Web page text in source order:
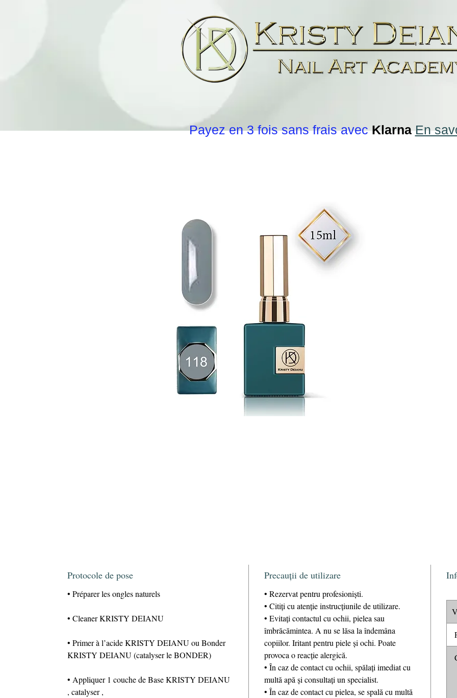
Protocole de pose
• Préparer les ongles naturels
• Cleaner KRISTY DEIANU
• Primer à l’acide KRISTY DEIANU ou Bonder
KRISTY DEIANU (catalyser le BONDER)
• Appliquer 1 couche de Base KRISTY DEIANU
, catalyser ,
Precauții de utilizare
• Rezervat pentru profesioniști.
• Citiți cu atenție instrucțiunile de utilizare.
• Evitaţi contactul cu ochii, pielea sau
îmbrăcămintea. A nu se lăsa la îndemâna
copiilor. Iritant pentru piele și ochi. Poate
provoca o reacție alergică.
• În caz de contact cu ochii, spălați imediat cu
multă apă și consultați un specialist.
• În caz de contact cu pielea, se spală cu multă
Payez en 3 fois sans frais avecKlarna En